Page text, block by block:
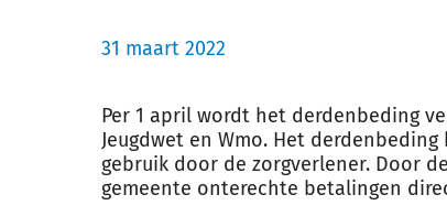
31 maart 2022
Per 1 april wordt het derdenbeding
Jeugdwet en Wmo. Het
gebruik door de zorgverlener. Door
gemeente onterechte betalingen